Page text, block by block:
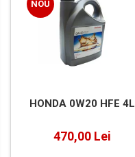
NOU
HONDA 0W20 HFE 4L
470,00 Lei